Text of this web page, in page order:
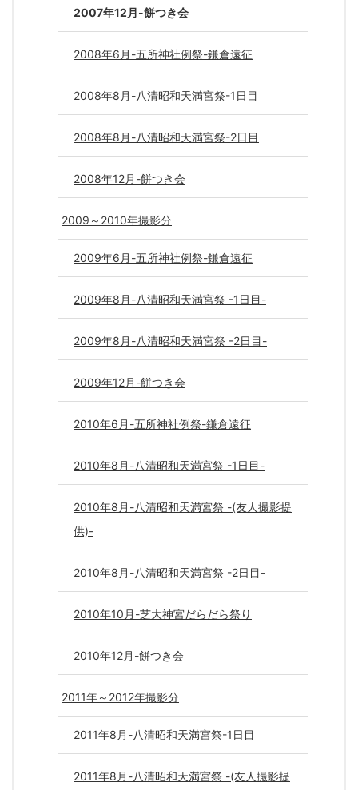
2007年12月-餅つき会
2008年6月-五所神社例祭-鎌倉遠征
2008年8月-八清昭和天満宮祭-1日目
2008年8月-八清昭和天満宮祭-2日目
2008年12月-餅つき会
2009～2010年撮影分
2009年6月-五所神社例祭-鎌倉遠征
2009年8月-八清昭和天満宮祭 -1日目-
2009年8月-八清昭和天満宮祭 -2日目-
2009年12月-餅つき会
2010年6月-五所神社例祭-鎌倉遠征
2010年8月-八清昭和天満宮祭 -1日目-
2010年8月-八清昭和天満宮祭 -(友人撮影提
供)-
2010年8月-八清昭和天満宮祭 -2日目-
2010年10月-芝大神宮だらだら祭り
2010年12月-餅つき会
2011年～2012年撮影分
2011年8月-八清昭和天満宮祭-1日目
2011年8月-八清昭和天満宮祭 -(友人撮影提